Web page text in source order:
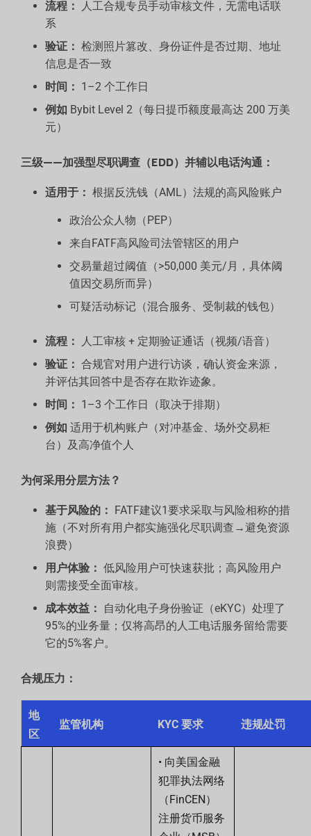
流程：
人工合规专员手动审核文件，无需电话联
系
验证： 检测照片篡改、身份证件是否过期、地址
信息是否一致
时间： 1–2 个工作日
例如 Bybit Level 2（每日提币额度最高达 200 万美
元）
三级——加强型尽职调查（EDD）并辅以电话沟通：
适用于： 根据反洗钱（AML）法规的高风险账户
政治公众人物（PEP）
来自FATF高风险司法管辖区的用户
交易量超过阈值（>50,000 美元/月，具体阈
值因交易所而异）
可疑活动标记（混合服务、受制裁的钱包）
流程：
人工审核 + 定期验证通话（视频/语音）
验证： 合规官对用户进行访谈，确认资金来源，
并评估其回答中是否存在欺诈迹象。
时间： 1–3 个工作日（取决于排期）
例如 适用于机构账户（对冲基金、场外交易柜
台）及高净值个人
为何采用分层方法？
基于风险的：
FATF建议1要求采取与风险相称的措
施（不对所有用户都实施强化尽职调查→避免资源
浪费）
用户体验： 低风险用户可快速获批；高风险用户
则需接受全面审核。
成本效益：
自动化电子身份验证（eKYC）处理了
95%的业务量；仅将高昂的人工电话服务留给需要
它的5%客户。
合规压力：
地
区
监管机构 KYC 要求 违规处罚
• 向美国金融
犯罪执法网络
（FinCEN）
注册货币服务